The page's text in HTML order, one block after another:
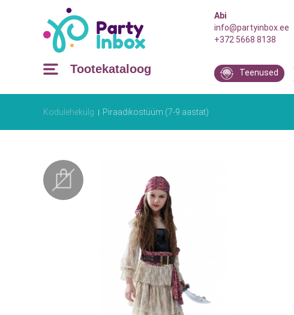
Abi
info@partyinbox.ee
+372 5668 8138
Tootekataloog Teenused
Kodulehekülg Piraadikostüüm (7-9 aastat)